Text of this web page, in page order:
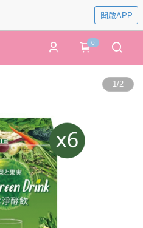
開啟APP
0
1/2